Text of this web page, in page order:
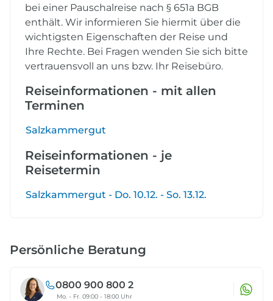
bei einer Pauschalreise nach § 651a BGB
enthält. Wir informieren Sie hiermit über die
wichtigsten Eigenschaften der Reise und
Ihre Rechte. Bei Fragen wenden Sie sich bitte
vertrauensvoll an uns bzw. Ihr Reisebüro.
Reiseinformationen - mit allen
Terminen
Salzkammergut
Reiseinformationen - je
Reisetermin
Salzkammergut - Do. 10.12. - So. 13.12.
Persönliche Beratung
0800 900 800 2
Mo. - Fr. 09:00 - 18:00 Uhr